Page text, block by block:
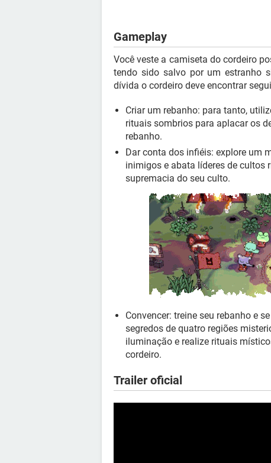
Gameplay
Você veste a camiseta do cordeiro
tendo sido salvo por um estranho
dívida o cordeiro deve encontrar
Criar um rebanho: para tanto,
rituais sombrios para aplacar os
rebanho.
Dar conta dos infiéis: explore um
inimigos e abata líderes de cultos
supremacia do seu culto.
Convencer: treine seu rebanho e
segredos de quatro regiões
iluminação e realize rituais
cordeiro.
Trailer oficial